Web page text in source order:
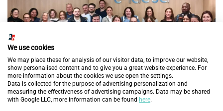
We use cookies
We may place these for analysis of our visitor data, to improve our website,
show personalised content and to give you a great website experience. For
more information about the cookies we use open the settings.
Data is collected for the purpose of advertising personalization and
measuring the effectiveness of advertising campaigns. Data may be shared
with Google LLC, more information can be found here.